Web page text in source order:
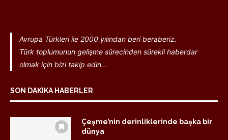
Avrupa Türkleri ile 2000 yılından beri beraberiz.
Türk toplumunun gelişme sürecinden sürekli haberdar
olmak için bizi takip edin...
SON DAKIKA HABERLER
Çeşme’nin derinliklerinde başka bir
dünya